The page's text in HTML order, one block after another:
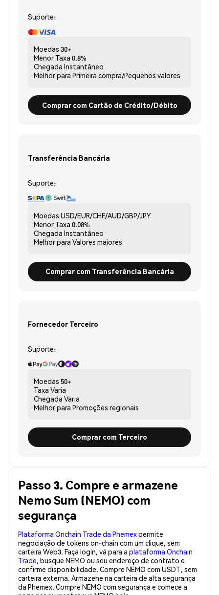
Suporte:
Moedas 30+
Menor Taxa 0.8%
Chegada Instantâneo
Melhor para Primeira compra/Pequenos valores
Comprar com Cartão de Crédito/Débito
Transferência Bancária
Suporte:
Moedas USD/EUR/CHF/AUD/GBP/JPY
Menor Taxa 0.08%
Chegada Instantâneo
Melhor para Valores maiores
Comprar com Transferência Bancária
Fornecedor Terceiro
Suporte:
Moedas 50+
Taxa Varia
Chegada Varia
Melhor para Promoções regionais
Comprar com Terceiro
Passo 3. Compre e armazene
Nemo Sum (NEMO) com
segurança
Plataforma Onchain Trade da Phemexpermite
negociação de tokens on-chain com um clique, sem
carteira Web3. Faça login, vá para a plataforma Onchain
Trade, busque NEMO ou seu endereço de contrato e
confirme disponibilidade. Compre NEMO com USDT, sem
carteira externa. Armazene na carteira de alta segurança
da Phemex. Compre NEMO com segurança e comece a